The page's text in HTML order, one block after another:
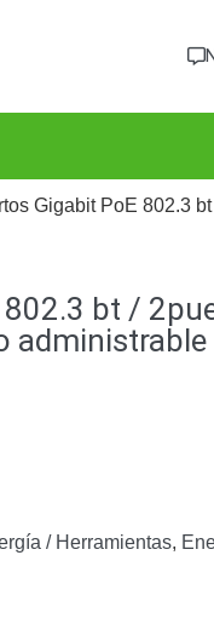
Gigabit PoE 802.3
bt /
administrable
/ Herramientas,